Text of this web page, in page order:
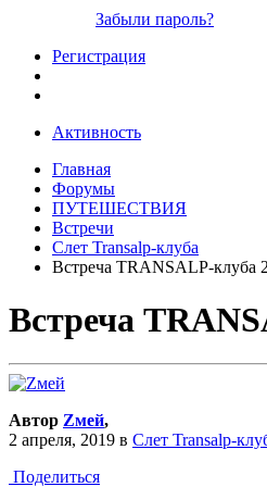
Забыли пароль?
Регистрация
Активность
Главная
Форумы
ПУТЕШЕСТВИЯ
Встречи
Слет Transalp-клуба
Встреча TRANSALP-клуба
Встреча
Автор Zмей,
2 апреля, 2019 в Слет Transalp-
Поделиться